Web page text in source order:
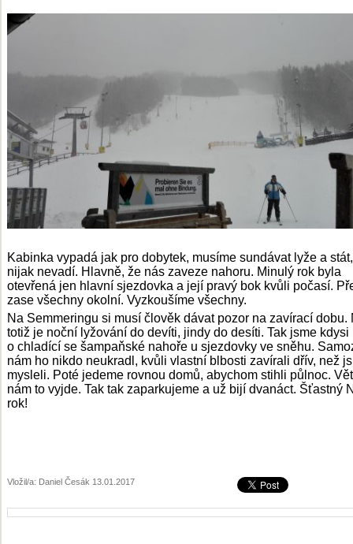
Kabinka vypadá jak pro dobytek, musíme sundávat lyže a
nijak nevadí. Hlavně, že nás zaveze nahoru. Minulý rok byla
otevřená jen hlavní sjezdovka a její pravý bok kvůli počasí.
zase všechny okolní. Vyzkoušíme všechny.
Na Semmeringu si musí člověk dávat pozor na zavírací dobu.
totiž je noční lyžování do devíti, jindy do desíti. Tak jsme kdysi
o chladící se šampaňské nahoře u sjezdovky ve sněhu.
nám ho nikdo neukradl, kvůli vlastní blbosti zavírali dřív, než
mysleli. Poté jedeme rovnou domů, abychom stihli půlnoc.
nám to vyjde. Tak tak zaparkujeme a už bijí dvanáct. Šťastný
rok!
Vložil/a: Daniel Česák 13.01.2017